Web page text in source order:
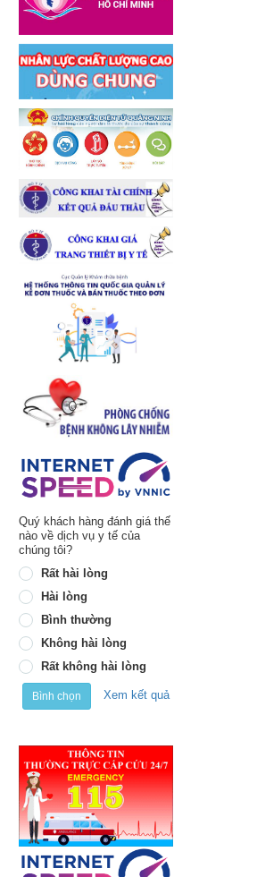
Quý khách hàng đánh giá thế
nào về dịch vụ y tế của
chúng tôi?
Rất hài lòng
Hài lòng
Bình thường
Không hài lòng
Rất không hài lòng
Bình chọn Xem kết quả